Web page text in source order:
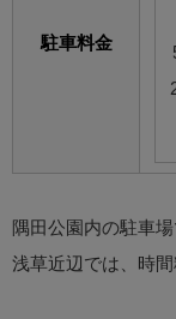
駐車料金
隅田公園内の駐車場
浅草近辺では、時間